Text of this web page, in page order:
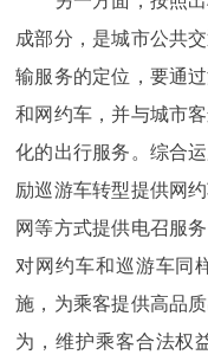
成部分，是城市公共
输服务的定位，要通
和网约车，并与城市
化的出行服务。综合
励巡游车转型提供网
网等方式提供电召服
对网约车和巡游车同
施，为乘客提供高品
为，维护乘客合法权